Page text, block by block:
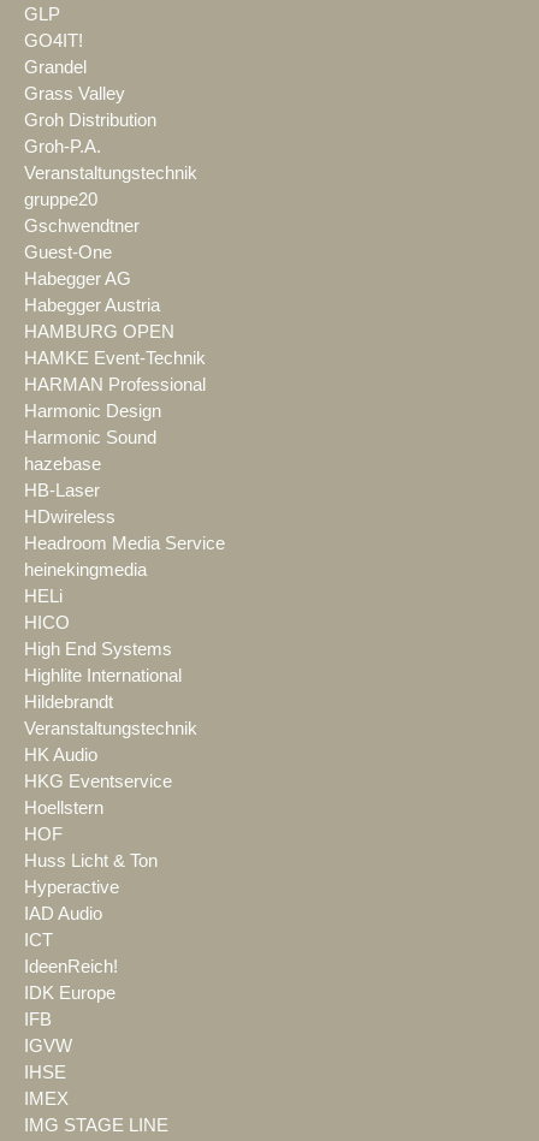
GLP
GO4IT!
Grandel
Grass Valley
Groh Distribution
Groh-P.A.
Veranstaltungstechnik
gruppe20
Gschwendtner
Guest-One
Habegger AG
Habegger Austria
HAMBURG OPEN
HAMKE Event-Technik
HARMAN Professional
Harmonic Design
Harmonic Sound
hazebase
HB-Laser
HDwireless
Headroom Media Service
heinekingmedia
HELi
HICO
High End Systems
Highlite International
Hildebrandt
Veranstaltungstechnik
HK Audio
HKG Eventservice
Hoellstern
HOF
Huss Licht & Ton
Hyperactive
IAD Audio
ICT
IdeenReich!
IDK Europe
IFB
IGVW
IHSE
IMEX
IMG STAGE LINE